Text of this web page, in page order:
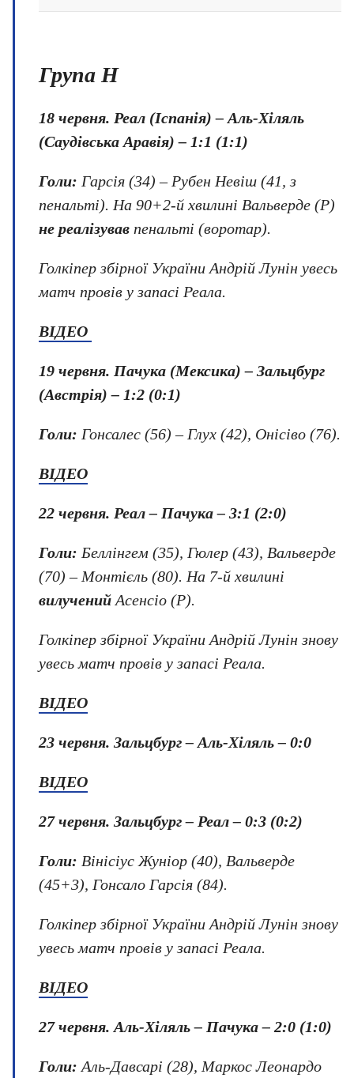
Група H
18 червня. Реал (Іспанія) – Аль-Хіляль
(Саудівська Аравія) – 1:1 (1:1)
Голи: Гарсія (34) – Рубен Невіш (41, з
пенальті). На 90+2-й хвилині Вальверде (Р)
не реалізував пенальті (воротар).
Голкіпер збірної України Андрій Лунін увесь
матч провів у запасі Реала.
ВІДЕО
19 червня. Пачука (Мексика) – Зальцбург
(Австрія) – 1:2 (0:1)
Голи: Гонсалес (56) – Глух (42), Онісіво (76).
ВІДЕО
22 червня. Реал – Пачука – 3:1 (2:0)
Голи: Беллінгем (35), Гюлер (43), Вальверде
(70) – Монтієль (80). На 7-й хвилині
вилучений Асенсіо (Р).
Голкіпер збірної України Андрій Лунін знову
увесь матч провів у запасі Реала.
ВІДЕО
23 червня. Зальцбург – Аль-Хіляль – 0:0
ВІДЕО
27 червня. Зальцбург – Реал – 0:3 (0:2)
Голи: Вінісіус Жуніор (40), Вальверде
(45+3), Гонсало Гарсія (84).
Голкіпер збірної України Андрій Лунін знову
увесь матч провів у запасі Реала.
ВІДЕО
27 червня. Аль-Хіляль – Пачука – 2:0 (1:0)
Голи: Аль-Давсарі (28), Маркос Леонардо